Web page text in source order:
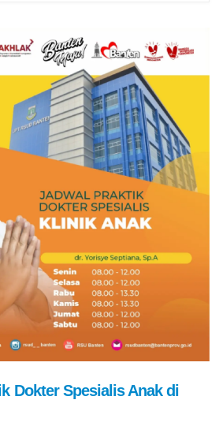
Dokter Spesialis Anak di